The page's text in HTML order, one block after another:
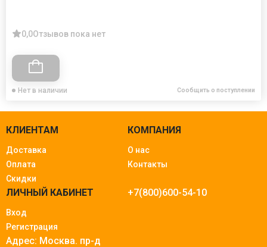
0,0Отзывов пока нет
Нет в наличии Сообщить о поступлении
КЛИЕНТАМ
Доставка
Оплата
Скидки
КОМПАНИЯ
О нас
Контакты
ЛИЧНЫЙ КАБИНЕТ
Вход
Регистрация
+7(800)600-54-10
Адрес: Москва. пр-д